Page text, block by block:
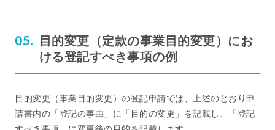
目的変更（定款の事業目的変更）にお
ける登記すべき事項の例
目的変更（事業目的変更）の登記申請では、上述のとおり申
請書内の「登記の事由」に「目的の変更」を記載し、「登記